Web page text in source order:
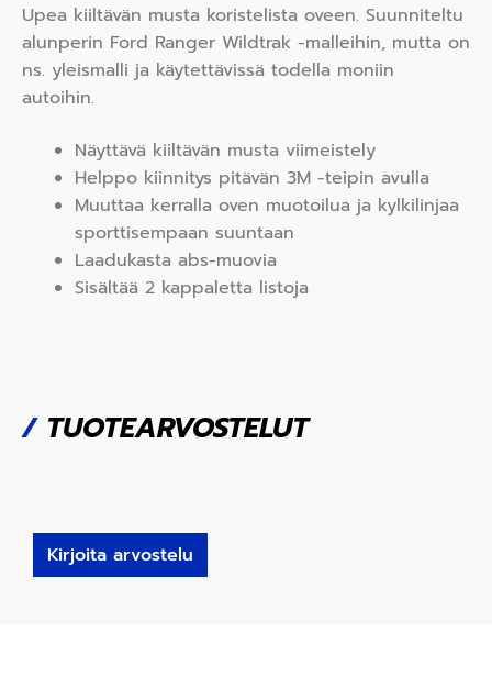
Upea kiiltävän musta koristelista oveen. Suunniteltu
alunperin Ford Ranger Wildtrak -malleihin, mutta on
ns. yleismalli ja käytettävissä todella moniin
autoihin.
Näyttävä kiiltävän musta viimeistely
Helppo kiinnitys pitävän 3M -teipin avulla
Muuttaa kerralla oven muotoilua ja kylkilinjaa
sporttisempaan suuntaan
Laadukasta abs-muovia
Sisältää 2 kappaletta listoja
/TUOTEARVOSTELUT
Kirjoita arvostelu